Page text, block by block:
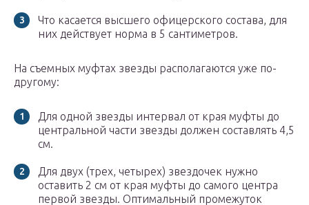
Что касается высшего офицерского состава, для
них действует норма в 5 сантиметров.
На съемных муфтах звезды располагаются уже по-
другому:
Для одной звезды интервал от края муфты до
центральной части звезды должен составлять 4,5
см.
Для двух (трех, четырех) звездочек нужно
оставить 2 см от края муфты до самого центра
первой звезды. Оптимальный промежуток